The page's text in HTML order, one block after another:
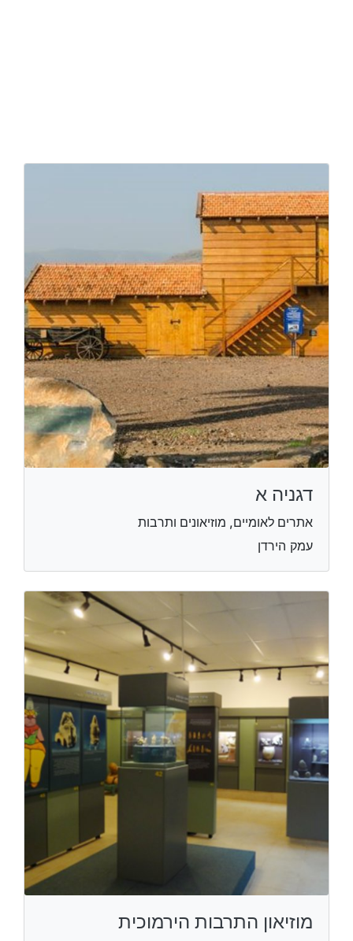
דגניה א
אתרים לאומיים, מוזיאונים ותרבות
עמק הירדן
מוזיאון התרבות הירמוכית